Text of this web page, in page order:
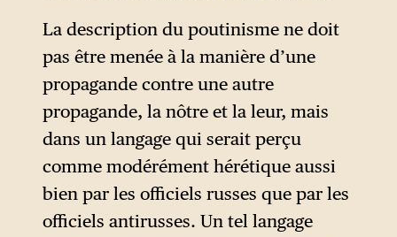
La description du poutinisme ne doit
pas être menée à la manière d’une
propagande contre une autre
propagande, la nôtre et la leur, mais
dans un langage qui serait perçu
comme modérément hérétique aussi
bien par les officiels russes que par les
officiels antirusses. Un tel langage